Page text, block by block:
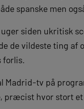
spanske men
siden ukritisk
de vildeste ting af
forlis.
Madrid-tv på
præcist hvor stort